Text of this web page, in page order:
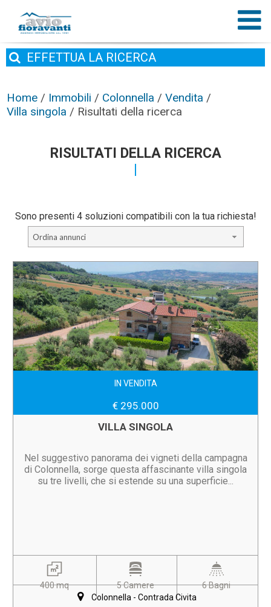
EFFETTUA LA RICERCA
Home / Immobili / Colonnella /Vendita /
Villa singola / Risultati della ricerca
RISULTATI DELLA RICERCA
Sono presenti 4 soluzioni compatibili con la tua richiesta!
Ordina annunci
IN VENDITA
€ 295.000
VILLA SINGOLA
Nel suggestivo panorama dei vigneti della campagna
di Colonnella, sorge questa affascinante villa singola
su tre livelli, che si estende su una superficie...
400 mq 5 Camere
6 Bagni
Colonnella - Contrada Civita